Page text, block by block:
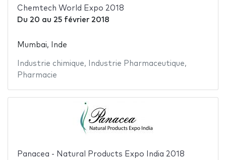
Chemtech World Expo 2018
Du 20 au 25 février 2018
Mumbai, Inde
Industrie chimique, Industrie Pharmaceutique,
Pharmacie
Panacea - Natural Products Expo India 2018